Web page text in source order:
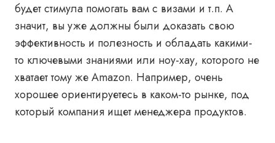
будет стимула помогать вам с визами и т.п. А
значит, вы уже должны были доказать свою
эффективность и полезность и обладать какими-
то ключевыми знаниями или ноу-хау, которого не
хватает тому же Amazon. Например, очень
хорошее ориентируетесь в каком-то рынке, под
который компания ищет менеджера продуктов.